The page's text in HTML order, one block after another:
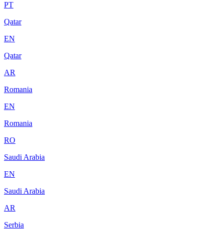
PT
Qatar
EN
Qatar
AR
Romania
EN
Romania
RO
Saudi Arabia
EN
Saudi Arabia
AR
Serbia